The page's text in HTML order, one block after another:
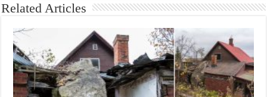
Related Articles